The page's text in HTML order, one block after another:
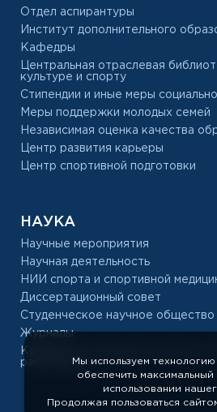
Отдел аспирантуры
Институт дополнительного
Кафедры
Центральная отраслевая
культуре и спорту
Стипендии и иные меры
Меры поддержки молодых семей
Независимая оценка качества
Центр развития карьеры
Центр спортивной подготовки
НАУКА
Научные мероприятия
Научная деятельность
НИИ спорта и спортивной
Диссертационный совет
Студенческое научное общество
Журналы
Конкурс на замещение
работниковМы используем
обеспечить
использовании
Продолжая пользоваться